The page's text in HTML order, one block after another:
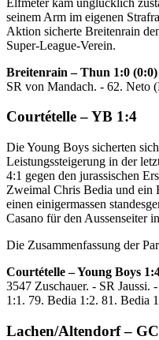
seinem Arm im eigenen
Aktion sicherte Breitenrain
Super-League-Verein.
Breitenrain – Thun 1:0 (0:0)
SR von Mandach. - 62. Neto
Courtételle – YB 1:4
Die Young Boys sicherten
Leistungssteigerung in der
4:1 gegen den jurassischen
Zweimal Chris Bedia und ein
einen einigermassen
Casano für den Aussenseiter
Die Zusammenfassung der
Courtételle – Young Boys
3547 Zuschauer. - SR Jaussi.
1:1. 79. Bedia 1:2. 81. Bedia
Lachen/Altendorf –